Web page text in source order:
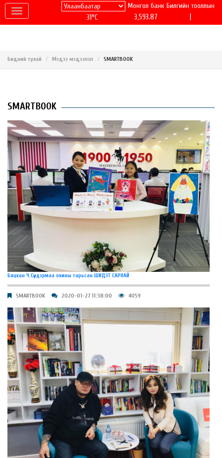
31°C
Монгол банк
3,593.87
Билгийн тооллын
Бидний тухай Мэдээ мэдээлэл SMARTBOOK
SMARTBOOK
Бяцхан Ч.Сүндэрмаа охины тарьсан ШИДЭТ САРНАЙ
SMARTBOOK 2020-01-27 11:38:00 4059